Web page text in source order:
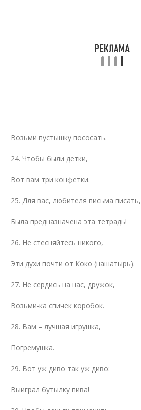
Возьми пустышку пососать.
24. Чтобы были детки,
Вот вам три конфетки.
25. Для вас, любителя письма писать,
Была предназначена эта тетрадь!
26. Не стесняйтесь никого,
Эти духи почти от Коко (нашатырь).
27. Не сердись на нас, дружок,
Возьми-ка спичек коробок.
28. Вам – лучшая игрушка,
Погремушка.
29. Вот уж диво так уж диво:
Выиграл бутылку пива!